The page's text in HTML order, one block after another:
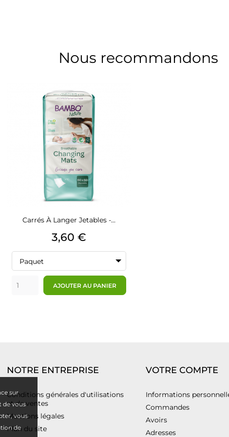
sur
de vous
vous
de
Nous recommandons
Carrés À Langer Jetables -...
Prix
3,60 €
Paquet
AJOUTER AU PANIER
NOTRE ENTREPRISE
Conditions générales d'utilisations
et de ventes
Mentions légales
Plan du site
VOTRE COMPTE
Informations
Commandes
Avoirs
Adresses